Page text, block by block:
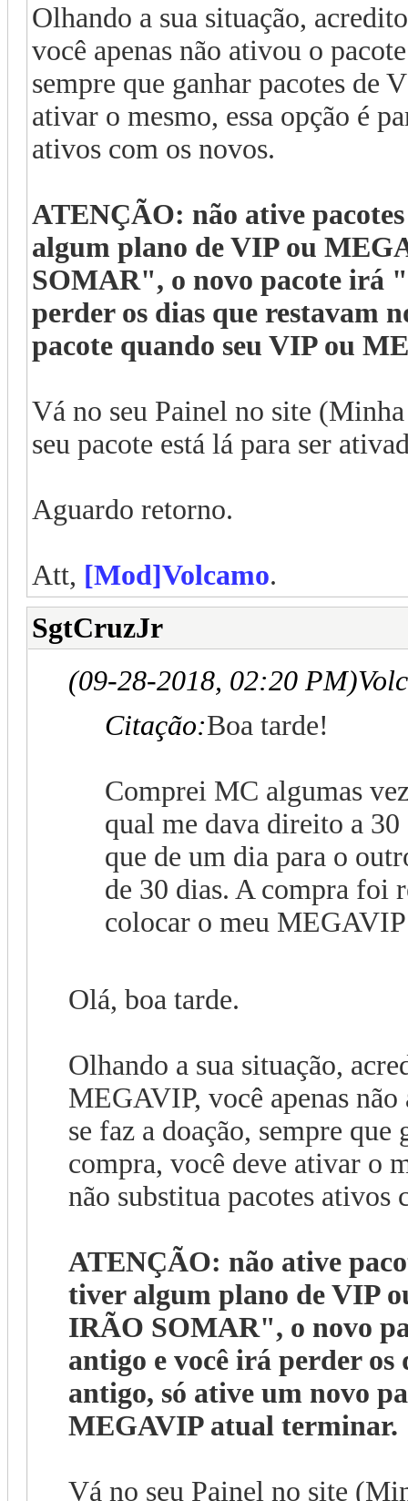
Olhando a sua situação,
você apenas não ativou o
sempre que ganhar pacotes de
ativar o mesmo, essa opção é
ativos com os novos.
ATENÇÃO: não ative
algum plano de VIP ou
SOMAR", o novo pacote irá
perder os dias que restavam
pacote quando seu VIP ou
Vá no seu Painel no site
seu pacote está lá para ser
Aguardo retorno.
Att, [Mod]Volcamo.
SgtCruzJr
(09-28-2018, 02:20 PM)
Citação:Boa tarde!
Comprei MC algumas
qual me dava direito a
que de um dia para o
de 30 dias. A compra foi
colocar o meu
Olá, boa tarde.
Olhando a sua situação,
MEGAVIP, você apenas
se faz a doação, sempre
compra, você deve ativar o
não substitua pacotes ativos
ATENÇÃO: não ative
tiver algum plano de VIP
IRÃO SOMAR", o novo
antigo e você irá perder os
antigo, só ative um novo
MEGAVIP atual terminar.
Vá no seu Painel no site